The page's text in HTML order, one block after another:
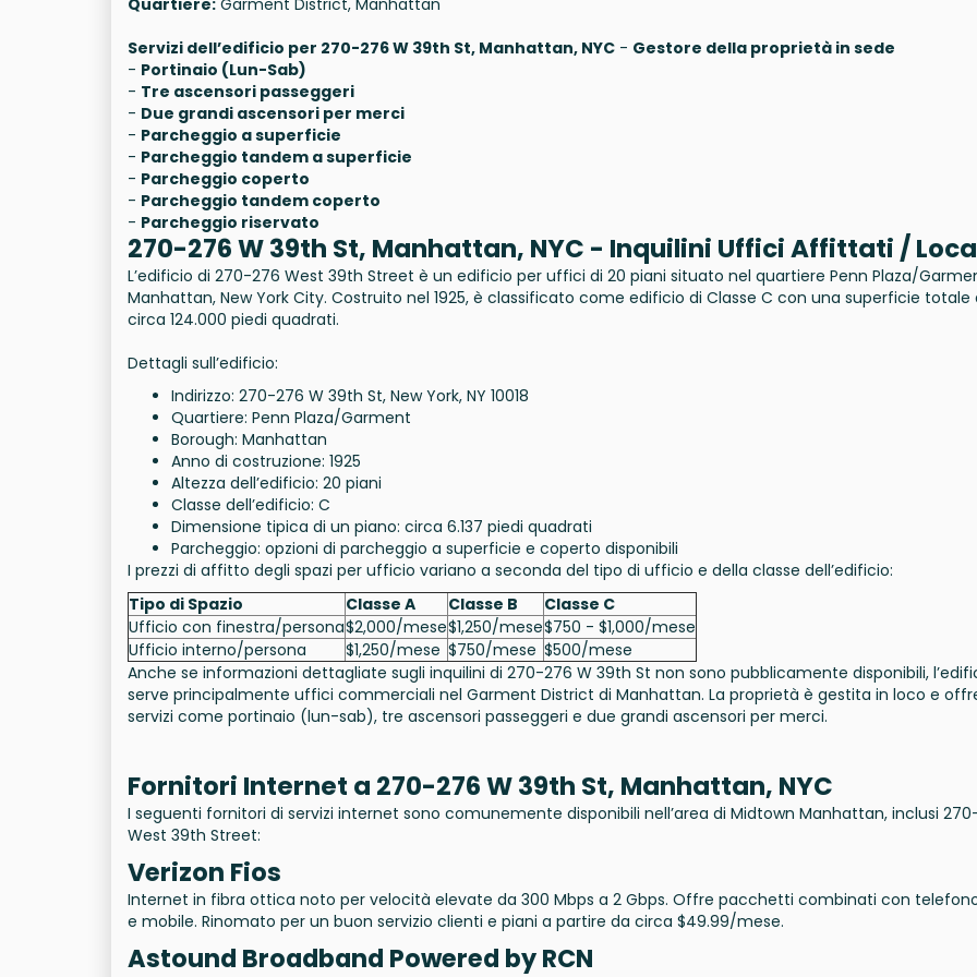
Quartiere: Garment District, Manhattan
Servizi dell’edificio per 270-276 W 39th St, Manhattan, NYC - Gestore della proprietà in sede
- Portinaio (Lun-Sab)
- Tre ascensori passeggeri
- Due grandi ascensori per merci
- Parcheggio a superficie
- Parcheggio tandem a superficie
- Parcheggio coperto
- Parcheggio tandem coperto
- Parcheggio riservato
270-276 W 39th St, Manhattan, NYC - Inquilini Uffici Affittati /
L’edificio di 270-276 West 39th Street è un edificio per uffici di 20 piani situato nel quartiere Penn Plaza/
Manhattan, New York City. Costruito nel 1925, è classificato come edificio di Classe C con una superficie totale
circa 124.000 piedi quadrati.
Dettagli sull’edificio:
Indirizzo: 270-276 W 39th St, New York, NY 10018
Quartiere: Penn Plaza/Garment
Borough: Manhattan
Anno di costruzione: 1925
Altezza dell’edificio: 20 piani
Classe dell’edificio: C
Dimensione tipica di un piano: circa 6.137 piedi quadrati
Parcheggio: opzioni di parcheggio a superficie e coperto disponibili
I prezzi di affitto degli spazi per ufficio variano a seconda del tipo di ufficio e della classe dell’edificio:
Tipo di Spazio
Classe A Classe B
Classe C
Ufficio con finestra/persona$2,000/mese$1,250/mese$750 - $1,000/mese
Ufficio interno/persona
$1,250/mese $750/mese $500/mese
Anche se informazioni dettagliate sugli inquilini di 270-276 W 39th St non sono pubblicamente disponibili,
serve principalmente uffici commerciali nel Garment District di Manhattan. La proprietà è gestita in loco e
servizi come portinaio (lun-sab), tre ascensori passeggeri e due grandi ascensori per merci.
Fornitori Internet a 270-276 W 39th St, Manhattan, NYC
I seguenti fornitori di servizi internet sono comunemente disponibili nell’area di Midtown Manhattan, inclusi
West 39th Street:
Verizon Fios
Internet in fibra ottica noto per velocità elevate da 300 Mbps a 2 Gbps. Offre pacchetti combinati con
e mobile. Rinomato per un buon servizio clienti e piani a partire da circa $49.99/mese.
Astound Broadband Powered by RCN